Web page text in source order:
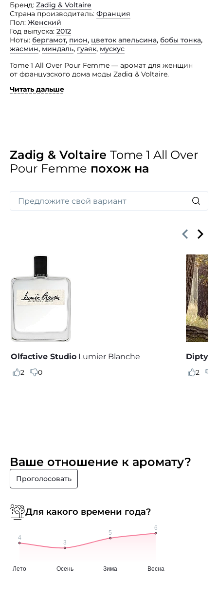
Бренд Zadig & Voltaire
Страна производитель Франция
Пол Женский
Год выпуска 2012
Ноты бергамот, пион, цветок апельсина, бобы тонка,
жасмин, миндаль, гуаяк, мускус
Tome 1 All Over Pour Femme — аромат для женщин
от французского дома моды Zadig & Voltaire.
Парфюмерная композиция вошла в группу ароматов
нежного жасмина и ванильных бобов тонка
в «сердце» букета. К концу дня композицию Tome 1 All
Over Pour Femme дополнит долгоиграющий шлейф
Читать дальше
Zadig & Voltaire Tome 1 All Over
Pour Femme похож на
Olfactive Studio Lumier Blanche
2 0 2
Ваше отношение к аромату?
Проголосовать
Для какого времени года?